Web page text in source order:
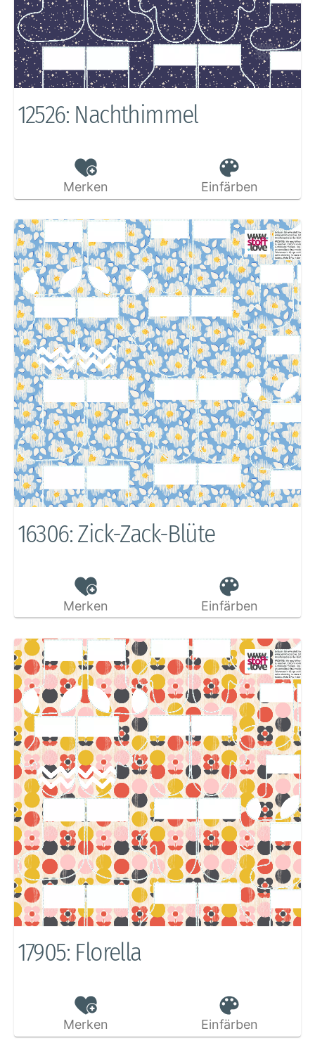
12526: Nachthimmel
Merken Einfärben
16306: Zick-Zack-Blüte
Merken Einfärben
17905: Florella
Merken Einfärben